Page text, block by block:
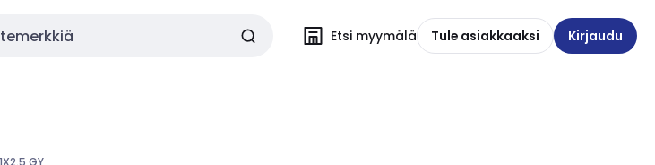
Etsi myymälä Tule asiakkaaksi Kirjaudu
GY